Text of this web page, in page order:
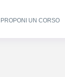
PROPONI UN CORSO